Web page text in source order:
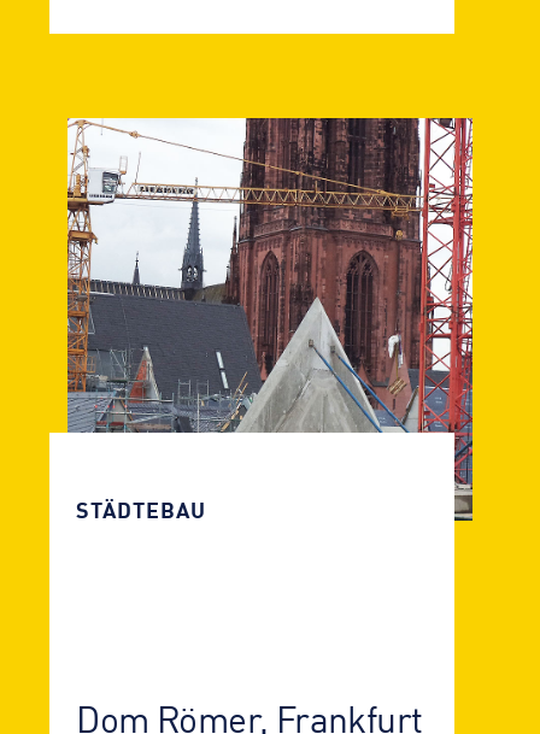
STÄDTEBAU
Dom Römer, Frankfurt